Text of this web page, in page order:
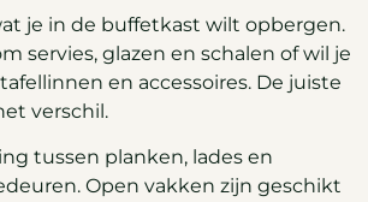
je in de buffetkast wilt opbergen.
servies, glazen en schalen of wil je
en accessoires. De juiste
verschil.
tussen planken, lades en
Open vakken zijn geschikt